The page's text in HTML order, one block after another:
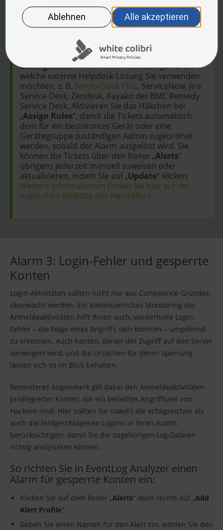
Server-Administrator zugeordnet wird. So kann
die IT das Ereignis schnell analysieren und alle
notwendigen Schritte ergreifen.
Um diese Funktion einzurichten, klicken Sie unter
Alert Configuration “ auf „Incidents
Management“. Hier können Sie konfigurieren,
welche externe Helpdesk-Lösung Sie verwenden
möchten, z. B. ServiceDesk Plus, ServiceNow, Jira
Service Desk, Zendesk, Kayako der BMC Remedy
Service Desk. Aktivieren Sie das Häkchen bei
„Assign Rules“, damit die Tickets automatisch
dem für ein bestimmtes Gerät oder eine
Gerätegruppe zuständigen Admin zugeordnet
werden, sobald der Alarm ausgelöst wird. Sie
können die Tickets über den Reiter „Alerts“
übrigens jederzeit manuell zuweisen oder
aktualisieren, indem Sie auf „Update“ klicken.
Weitere Informationen finden Sie hier auf der
englischen Website des Herstellers.
Alarm 3: Login-Fehler und gesperrte
Konten
Login-Aktivitäten sollten nicht nur aus Compliance-Gründen
überwacht werden. Ein kontinuierliches Monitoring der
Anmeldeaktivitäten hilft Ihnen auch, wiederholte Login-
Fehler – die Folge eines Angriffs sein könnten – umgehend
zu erkennen. Auch Konten, denen der Zugriff auf den Server
verweigert wird, und die Ursachen für deren Sperrung
lassen sich so im Blick behalten.
Besonderes Augenmerk gilt dabei den Anmeldeaktivitäten
privilegierter Konten, die ein beliebtes Angriffsziel von
Hackern sind. Hier sollten Sie sowohl die erfolgreichen als
auch die fehlgeschlagenen Logons in Ihren Audits
berücksichtigen, damit Sie die zugehörigen Log-Dateien
richtig analysieren können.
So richten Sie in EventLog Analyzer einen
Alarm für gesperrte Konten ein:
Klicken Sie auf dem Reiter „Alerts“ oben rechts auf „Add
Alert Profile“.
Geben Sie einen Namen für den Alert ein, wählen Sie den